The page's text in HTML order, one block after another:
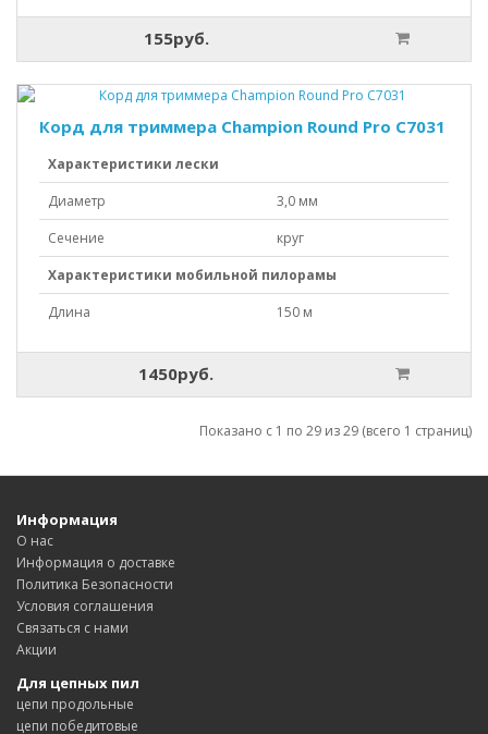
155руб.
Корд для триммера Champion Round Pro C7031
Характеристики лески
Диаметр
3,0 мм
Сечение
круг
Характеристики мобильной пилорамы
Длина
150 м
1450руб.
Показано с 1 по 29 из 29 (всего 1 страниц)
Информация
О нас
Информация о доставке
Политика Безопасности
Условия соглашения
Связаться с нами
Акции
Для цепных пил
цепи продольные
цепи победитовые